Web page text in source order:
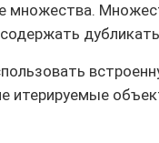
множества.
итерируемые